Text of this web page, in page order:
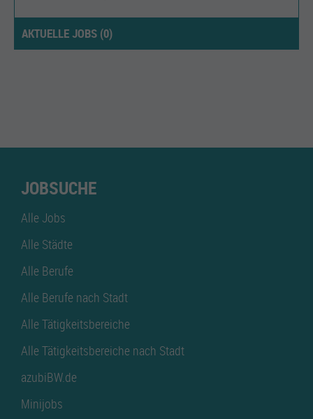
AKTUELLE JOBS (0)
JOBSUCHE
Alle Jobs
Alle Städte
Alle Berufe
Alle Berufe nach Stadt
Alle Tätigkeitsbereiche
Alle Tätigkeitsbereiche nach Stadt
azubiBW.de
Minijobs